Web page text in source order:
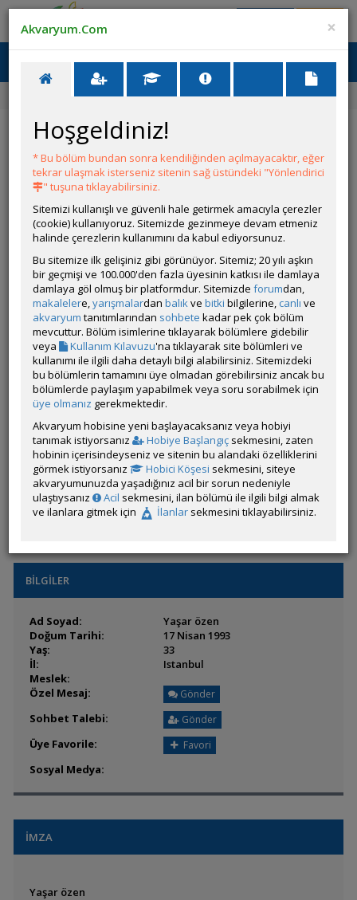
Ana Menü
Ana Sayfa
Forum Üye Profili
ÖZELLİKLER
Kullanıcı Adı:
Yasarozen
Kullanıcı Grubu:
Forum Üyesi
Geri Bildirimleri:
0 adet mevcut.
Aldığı Beğeni:
2
Hesap Durumu:
Aktif
Durumu:
Çevrim Dışı
Üyelik Tarihi:
25 Şubat 2017 19:03
Son Ziyaret:
04 Ağustos 2026 22:49
Toplam Mesaj:
3 [0.00 Gün Ortalaması]
İlan Sayisı:
1
Üyenin Mesaj ve İlanlarını Gör
Üyenin Açtığı Konuları Gör
Üyeden ÖM Almayı Engelle
BİLGİLER
Ad Soyad:
Yaşar özen
Doğum Tarihi:
17 Nisan 1993
Yaş:
33
İl:
Istanbul
Meslek:
Özel Mesaj:
Gönder
Sohbet Talebi: Gönder
Üye Favorile: Favori
Sosyal Medya:
İMZA
Yaşar özen
×
Akvaryum.Com
Hoşgeldiniz!
* Bu bölüm bundan sonra kendiliğinden açılmayacaktır, eğer
tekrar ulaşmak isterseniz sitenin sağ üstündeki "Yönlendirici
" tuşuna tıklayabilirsiniz.
Sitemizi kullanışlı ve güvenli hale getirmek amacıyla çerezler
(cookie) kullanıyoruz. Sitemizde gezinmeye devam etmeniz
halinde çerezlerin kullanımını da kabul ediyorsunuz.
Bu sitemize ilk gelişiniz gibi görünüyor. Sitemiz; 20 yılı aşkın
bir geçmişi ve 100.000'den fazla üyesinin katkısı ile damlaya
damlaya göl olmuş bir platformdur. Sitemizde forumdan,
makalelere,yarışmalardan balıkve bitki bilgilerine, canlı ve
akvaryum tanıtımlarından sohbete kadar pek çok bölüm
mevcuttur. Bölüm isimlerine tıklayarak bölümlere gidebilir
veya
Kullanım Kılavuzu'na tıklayarak site bölümleri ve
kullanımı ile ilgili daha detaylı bilgi alabilirsiniz. Sitemizdeki
bu bölümlerin tamamını üye olmadan görebilirsiniz ancak bu
bölümlerde paylaşım yapabilmek veya soru sorabilmek için
üye olmanız gerekmektedir.
Akvaryum hobisine yeni başlayacaksanız veya hobiyi
tanımak istiyorsanız
Hobiye Başlangıç sekmesini, zaten
hobinin içerisindeyseniz ve sitenin bu alandaki özelliklerini
görmek istiyorsanız
Hobici Köşesi sekmesini, siteye
akvaryumunuzda yaşadığınız acil bir sorun nedeniyle
ulaştıysanız
Acil sekmesini, ilan bölümü ile ilgili bilgi almak
ve ilanlara gitmek için
İlanlar sekmesini tıklayabilirsiniz.